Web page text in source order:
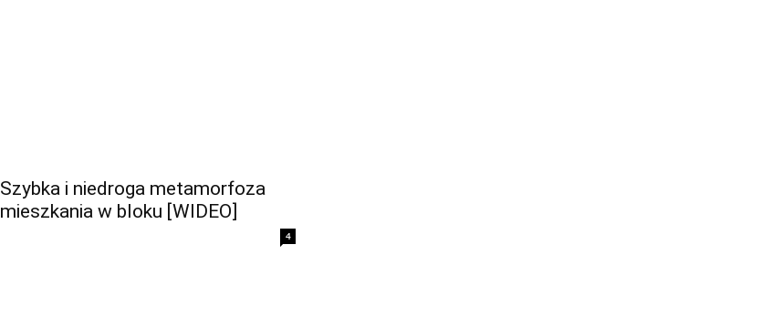
Szybka i niedroga metamorfoza
mieszkania w bloku [WIDEO]
4